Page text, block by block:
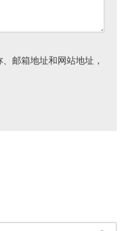
邮箱地址和网站地址，